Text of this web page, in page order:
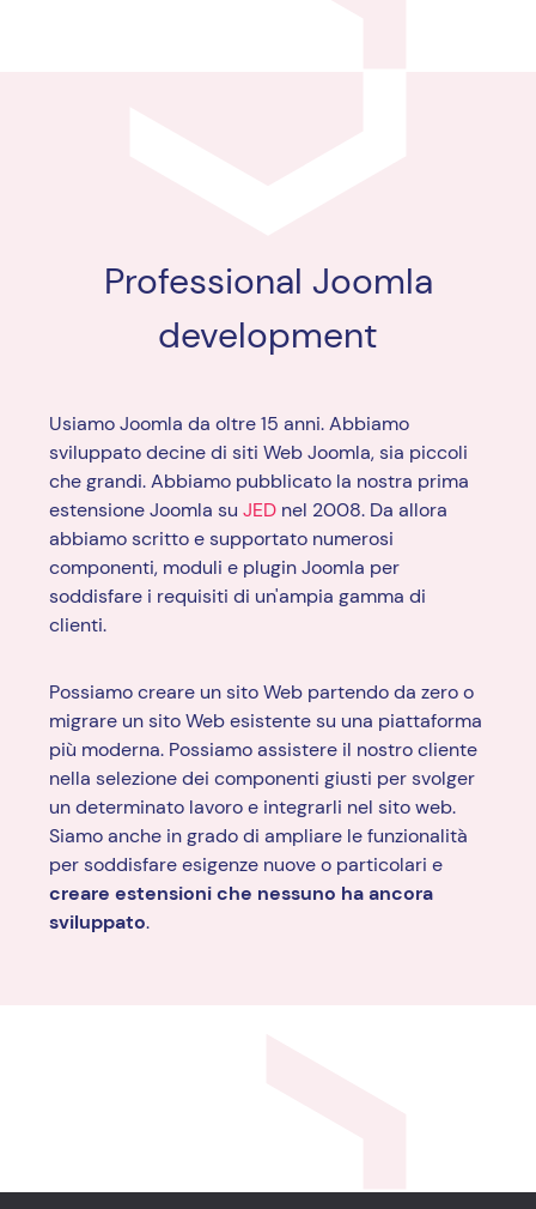
Professional Joomla
development
Usiamo Joomla da oltre 15 anni. Abbiamo
sviluppato decine di siti Web Joomla, sia piccoli
che grandi. Abbiamo pubblicato la nostra prima
estensione Joomla su JED nel 2008. Da allora
abbiamo scritto e supportato numerosi
componenti, moduli e plugin Joomla per
soddisfare i requisiti di un'ampia gamma di
clienti.
Possiamo creare un sito Web partendo da zero o
migrare un sito Web esistente su una piattaforma
più moderna. Possiamo assistere il nostro cliente
nella selezione dei componenti giusti per svolger
un determinato lavoro e integrarli nel sito web.
Siamo anche in grado di ampliare le funzionalità
per soddisfare esigenze nuove o particolari e
creare estensioni che nessuno ha ancora
sviluppato.